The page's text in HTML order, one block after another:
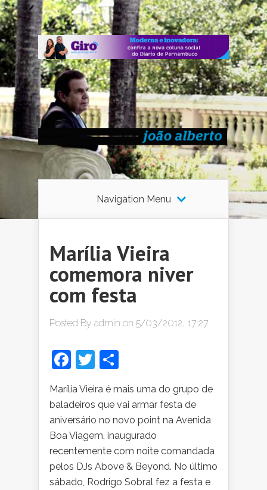
Navigation Menu
Marília Vieira
comemora niver
com festa
Posted By admin on 5/03/2012, 17:27
Facebook
Twitter
Marília Vieira é mais uma do grupo de
baladeiros que vai armar festa de
aniversário no novo point na Avenida
Boa Viagem, inaugurado
recentemente com noite comandada
pelos DJs Above & Beyond. No último
sábado, Rodrigo Sobral fez a festa e